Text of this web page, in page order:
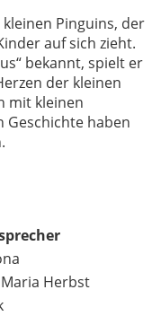
Pinguins, der
auf sich zieht.
bekannt, spielt er
der kleinen
mit kleinen
Geschichte haben
Herbst